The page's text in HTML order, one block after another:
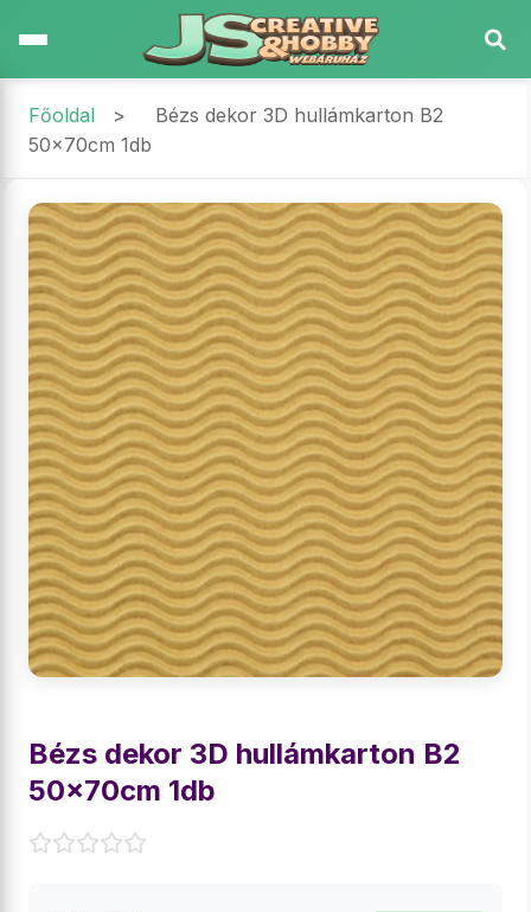
Főoldal >
Bézs dekor 3D hullámkarton B2
50x70cm 1db
Bézs dekor 3D hullámkarton B2
50x70cm 1db